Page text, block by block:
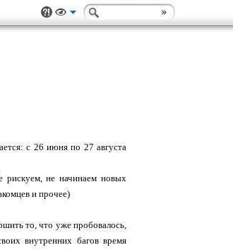
с 26 июня по 27 августа
рискуем, не начинаем новых
и прочее)
то, что уже пробовалось,
внутренних багов время